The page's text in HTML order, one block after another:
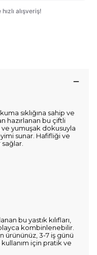
sıklığına sahip ve
hazırlanan bu çiftli
ve yumuşak dokusuyla
sunar. Hafifliği ve
bu yastık kılıfları,
kombinlenebilir.
ürününüz, 3-7 iş günü
için pratik ve